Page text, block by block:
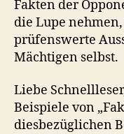
Fakten der
die Lupe
prüfenswerte
Mächtigen selbst.
Liebe
Beispiele von
diesbezüglichen